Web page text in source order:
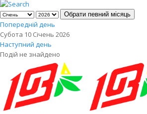
Обрати певний місяць
Попередній день
Субота 10 Січень 2026
Наступний день
Подій не знайдено